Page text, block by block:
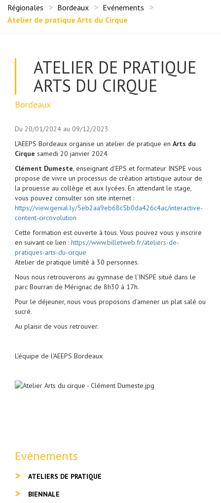
Régionales Bordeaux
Evénements
Atelier de pratique Arts du Cirque
ATELIER DE PRATIQUE
ARTS DU CIRQUE
Bordeaux
Du 20/01/2024 au 09/12/2023
L'AEEPS Bordeaux organise un atelier de pratique en Arts du
Cirque samedi 20 janvier 2024
Clément Dumeste, enseignant d'EPS et formateur INSPE vous
propose de vivre un processus de création artistique autour de
la prouesse au collège et aux lycées. En attendant le stage,
vous pouvez consulter son site internet :
https://view.genial.ly/5eb2aa9eb68c5b0da426c4ac/interactive-
content-circovolution
Cette formation est ouverte à tous. Vous pouvez vous y inscrire
en suivant ce lien : https://www.billetweb.fr/ateliers-de-
pratiques-arts-du-cirque
Atelier de pratique limité à 30 personnes.
Nous nous retrouverons au gymnase de l'INSPE situé dans le
parc Bourran de Mérignac de 8h30 à 17h.
Pour le déjeuner, nous vous proposons d'amener un plat salé ou
sucré.
Au plaisir de vous retrouver.
L'équipe de l'AEEPS Bordeaux
Evènements
ATELIERS DE PRATIQUE
BIENNALE